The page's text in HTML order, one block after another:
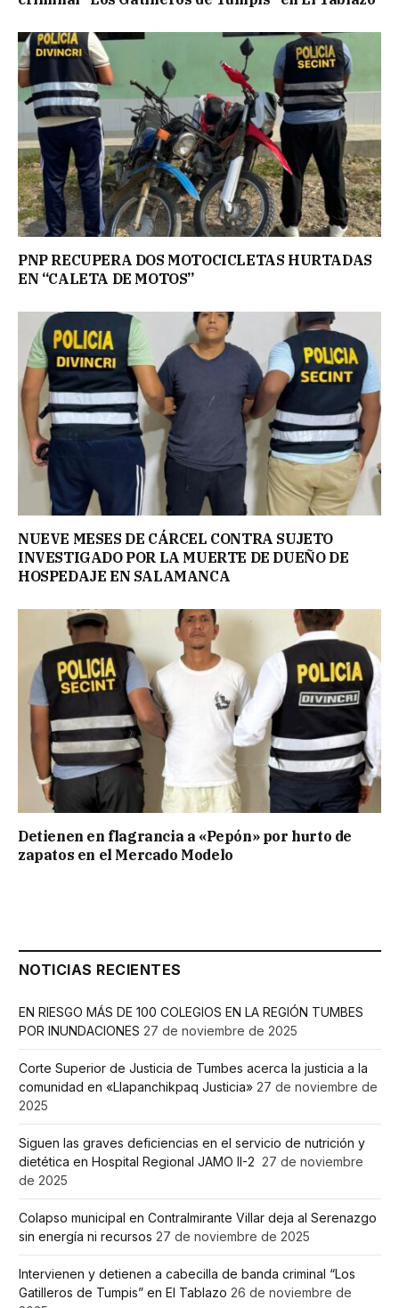
PNP RECUPERA DOS MOTOCICLETAS HURTADAS
EN “CALETA DE MOTOS”
NUEVE MESES DE CÁRCEL CONTRA SUJETO
INVESTIGADO POR LA MUERTE DE DUEÑO DE
HOSPEDAJE EN SALAMANCA
Detienen en flagrancia a «Pepón» por hurto de
zapatos en el Mercado Modelo
NOTICIAS RECIENTES
EN RIESGO MÁS DE 100 COLEGIOS EN LA REGIÓN TUMBES
POR INUNDACIONES 27 de noviembre de 2025
Corte Superior de Justicia de Tumbes acerca la justicia a la
comunidad en «Llapanchikpaq Justicia» 27 de noviembre de
2025
Siguen las graves deficiencias en el servicio de nutrición y
dietética en Hospital Regional JAMO II-2 27 de noviembre
de 2025
Colapso municipal en Contralmirante Villar deja al Serenazgo
sin energía ni recursos 27 de noviembre de 2025
Intervienen y detienen a cabecilla de banda criminal “Los
Gatilleros de Tumpis” en El Tablazo 26 de noviembre de